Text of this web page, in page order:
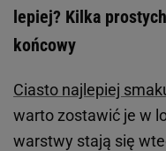
lepiej? Kilka
końcowy
Ciasto najlepiej
warto zostawić je w
warstwy stają się